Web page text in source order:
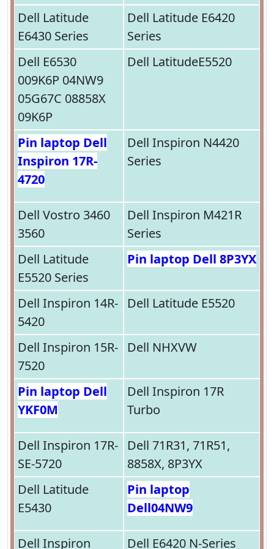
Dell Latitude
E6430 Series
Dell Latitude E6420
Series
Dell E6530
009K6P 04NW9
05G67C 08858X
09K6P
Dell LatitudeE5520
Pin laptop Dell
Inspiron 17R-
4720
Dell Inspiron N4420
Series
Dell Vostro 3460
3560
Dell Inspiron M421R
Series
Dell Latitude
E5520 Series
Pin laptop Dell 8P3YX
Dell Inspiron 14R-
5420
Dell Latitude E5520
Dell Inspiron 15R-
7520
Dell NHXVW
Pin laptop Dell
YKF0M
Dell Inspiron 17R
Turbo
Dell Inspiron 17R-
SE-5720
Dell 71R31, 71R51,
8858X, 8P3YX
Dell Latitude
E5430
Pin laptop
Dell04NW9
Dell Inspiron Dell E6420 N-Series